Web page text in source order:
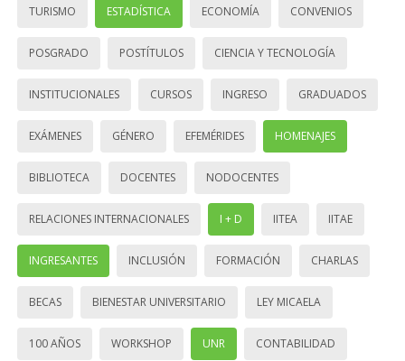
TURISMO ESTADÍSTICA ECONOMÍA CONVENIOS
POSGRADO POSTÍTULOS CIENCIA Y TECNOLOGÍA
INSTITUCIONALES CURSOS INGRESO GRADUADOS
EXÁMENES GÉNERO EFEMÉRIDES HOMENAJES
BIBLIOTECA DOCENTES NODOCENTES
RELACIONES INTERNACIONALES I + D IITEA IITAE
INGRESANTES INCLUSIÓN FORMACIÓN CHARLAS
BECAS BIENESTAR UNIVERSITARIO LEY MICAELA
100 AÑOS WORKSHOP UNR CONTABILIDAD